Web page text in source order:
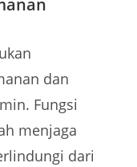
dan
Fungsi
menjaga
dari